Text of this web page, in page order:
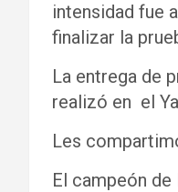
intensidad fue
finalizar la
La entrega de
realizó en el
Les
El campeón de